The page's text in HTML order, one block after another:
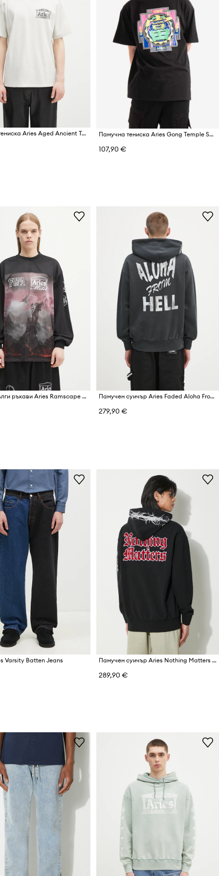
Памучна тениска Aries Aged Ancient Temple SS Tee Памучна тениска Aries Gong Temple SS Tee
107,90 €
Блуза с дълги ръкави Aries Ramscape Airtex LS Tee Памучен суичър Aries Faded Aloha From Hell Hoodie
279,90 €
Varsity Batten Jeans Памучен суичър Aries Nothing Matters Embroidered
289,90 €